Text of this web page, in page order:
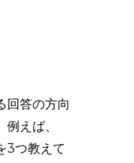
回答の方向
えば、
3つ教えて